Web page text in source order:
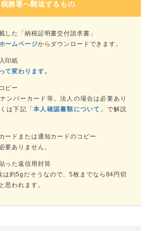
税務署へ郵送するもの
した「納税証明書交付請求書」
ームページからダウンロードできます。
印紙
て変わります。
ピー
ンバーカード等。法人の場合は必要あり
は下記「本人確認書類について 」で解説
ードまたは通知カードのコピー
要ありません。
った返信用封筒
は約5gだそうなので、5枚までなら84円切
思われます。